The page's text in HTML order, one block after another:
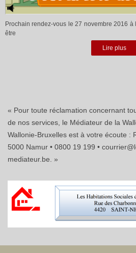
Prochain rendez-vous le 27 novembre 2016
être
Lire plus
« Pour toute réclamation concernant
de nos services, le Médiateur de la
Wallonie-Bruxelles est à votre écoute :
5000 Namur • 0800 19 199 •
mediateur.be. »